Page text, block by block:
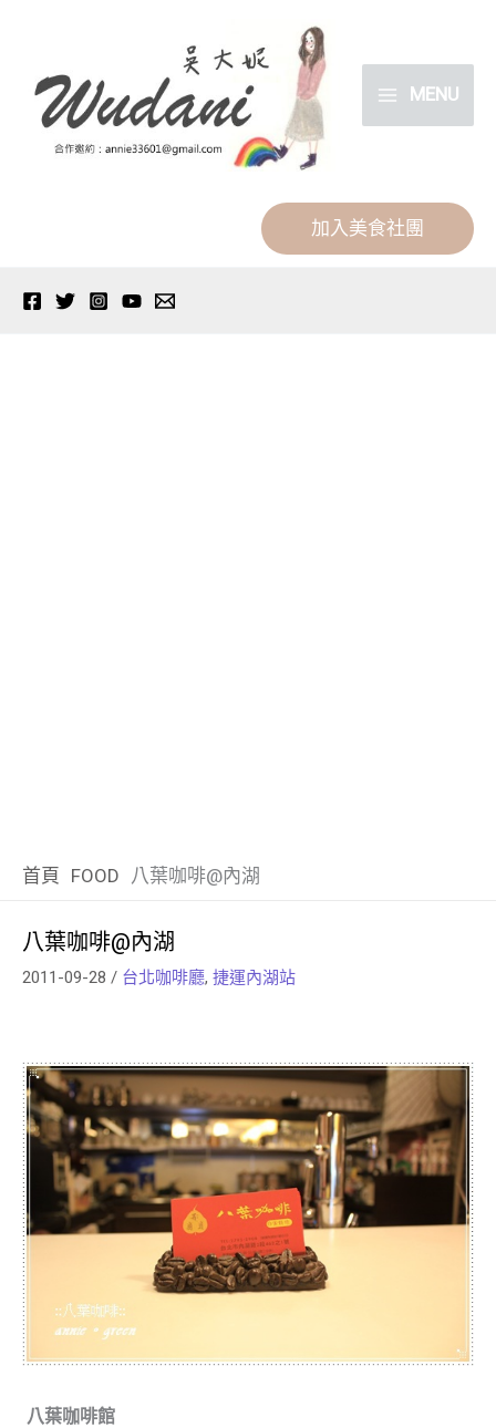
MENU
加入美食社團
首頁 FOOD 八葉咖啡@內湖
八葉咖啡@內湖
2011-09-28 / 台北咖啡廳, 捷運內湖站
八葉咖啡館